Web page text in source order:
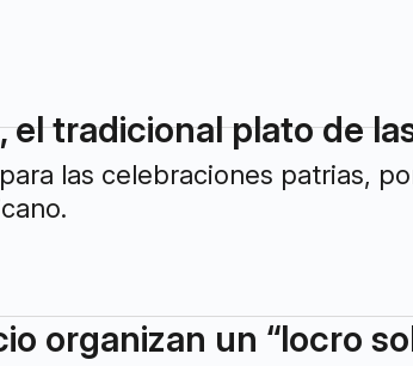
el tradicional plato de
las celebraciones patrias,
organizan un “locro